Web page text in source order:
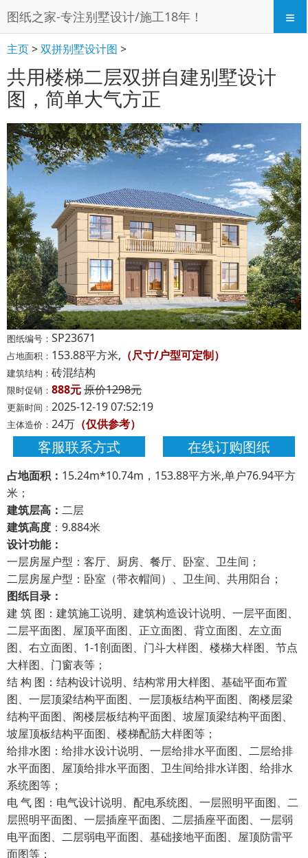
图纸之家-专注别墅设计/施工18年！ ≡
主页>双拼别墅设计图 >
共用楼梯二层双拼自建别墅设计
图，简单大气方正
图纸编号： SP23671
占地面积： 153.88平方米, （尺寸/户型可定制）
建筑结构： 砖混结构
限时促销： 888元原价1298元
更新时间： 2025-12-19 07:52:19
主体造价： 24万 （仅供参考）
客服联系方式 在线订购图纸
占地面积： 15.24m*10.74m，153.88平方米,单户76.94平方
米；
建筑层高： 二层
建筑高度 ：9.884米
设计功能：
一层房屋户型：客厅、厨房、餐厅、卧室、卫生间；
二层房屋户型：卧室（带衣帽间）、卫生间、共用阳台；
图纸目录：
建 筑 图：建筑施工说明、建筑构造设计说明、一层平面图、
二层平面图、屋顶平面图、正立面图、背立面图、左立面
图、右立面图、1-1剖面图、门斗大样图、楼梯大样图、节点
大样图、门窗表等；
结 构 图：结构设计说明、结构常用大样图、基础平面布置
图、一层顶梁结构平面图、一层顶板结构平面图、阁楼层梁
结构平面图、阁楼层板结构平面图、坡屋顶梁结构平面图、
坡屋顶板结构平面图、楼梯配筋大样图等；
给排水图：给排水设计说明、一层给排水平面图、二层给排
水平面图、屋顶给排水平面图、卫生间给排水详图、给排水
系统图等；
电 气 图：电气设计说明、配电系统图、一层照明平面图、二
层照明平面图、一层插座平面图、二层插座平面图、一层弱
电平面图、二层弱电平面图、基础接地平面图、屋顶防雷平
面图等；